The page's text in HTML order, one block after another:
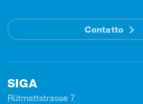
Contatto
SIGA
Rütmattstrasse 7